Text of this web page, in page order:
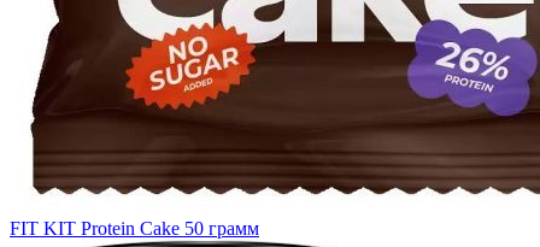
FIT KIT Protein Cake 50 грамм